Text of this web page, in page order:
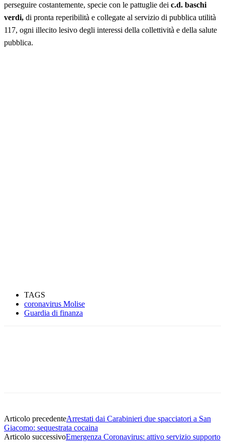
perseguire costantemente, specie con le pattuglie dei c.d. baschi
verdi, di pronta reperibilità e collegate al servizio di pubblica utilità
117, ogni illecito lesivo degli interessi della collettività e della salute
pubblica.
TAGS
coronavirus Molise
Guardia di finanza
Articolo precedenteArrestati dai Carabinieri due spacciatori a San
Giacomo: sequestrata cocaina
Articolo successivoEmergenza Coronavirus: attivo servizio supporto